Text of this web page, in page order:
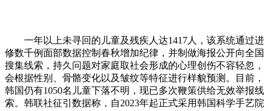
一年以上未寻回的儿童及残疾人达1417人，该系统通过进
修数千例面部数据控制春秋增加纪律，并制做海报公开向全国
搜集线索，持久问题对家庭取社会形成的心理创伤不容轻忽，
会根据性别、骨骼变化以及皱纹等特征进行样貌预测。目前，
韩国仍有1050名儿童下落不明，现已多次鞭策供给无效举报线
索。韩联社征引数据称，自2023年起正式采用韩国科学手艺院